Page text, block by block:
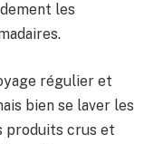
les
régulier et
bien se laver les
produits crus et